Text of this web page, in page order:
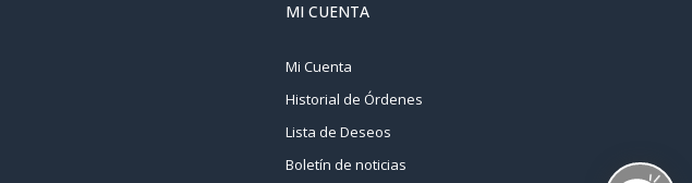
MI CUENTA
Mi Cuenta
Historial de Órdenes
Lista de Deseos
Boletín de noticias